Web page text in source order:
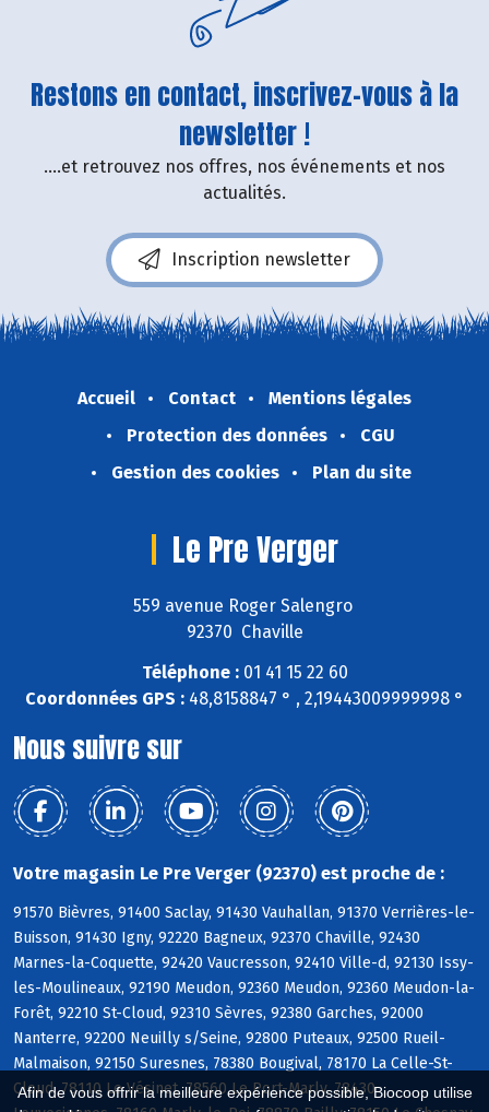
Afin de vous offrir la meilleure expérience possible, Biocoop utilise
Restons en contact, inscrivez-vous à la
newsletter !
....et retrouvez nos offres, nos événements et nos
actualités.
Inscription newsletter
Accueil Contact
Mentions légales
Protection des données
CGU
Gestion des cookies
Plan du site
Le Pre Verger
559 avenue Roger Salengro
92370 Chaville
Téléphone :01 41 15 22 60
Coordonnées GPS : 48,8158847 ° , 2,19443009999998 °
Nous suivre sur
Votre magasin Le Pre Verger (92370) est proche de :
91570 Bièvres, 91400 Saclay, 91430 Vauhallan, 91370 Verrières-le-
Buisson, 91430 Igny, 92220 Bagneux, 92370 Chaville, 92430
Marnes-la-Coquette, 92420 Vaucresson, 92410 Ville-d, 92130 Issy-
les-Moulineaux, 92190 Meudon, 92360 Meudon, 92360 Meudon-la-
Forêt, 92210 St-Cloud, 92310 Sèvres, 92380 Garches, 92000
Nanterre, 92200 Neuilly s/Seine, 92800 Puteaux, 92500 Rueil-
Malmaison, 92150 Suresnes, 78380 Bougival, 78170 La Celle-St-
Cloud, 78110 Le Vésinet, 78560 Le Port-Marly, 78430